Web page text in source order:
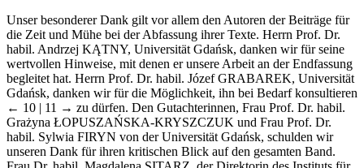
Unser besonderer Dank gilt vor allem den Autoren der Beiträge für
die Zeit und Mühe bei der Abfassung ihrer Texte. Herrn Prof. Dr.
habil. Andrzej KĄTNY, Universität Gdańsk, danken wir für seine
wertvollen Hinweise, mit denen er unsere Arbeit an der Endfassung
begleitet hat. Herrn Prof. Dr. habil. Józef GRABAREK, Universität
Gdańsk, danken wir für die Möglichkeit, ihn bei Bedarf konsultieren
← 10 | 11 → zu dürfen. Den Gutachterinnen, Frau Prof. Dr. habil.
Grażyna ŁOPUSZAŃSKA-KRYSZCZUK und Frau Prof. Dr.
habil. Sylwia FIRYN von der Universität Gdańsk, schulden wir
unseren Dank für ihren kritischen Blick auf den gesamten Band.